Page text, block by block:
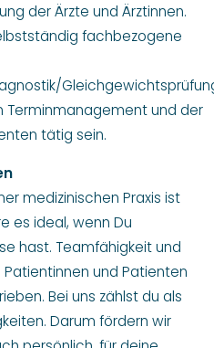
der Ärzte und Ärztinnen.
fachbezogene
Terminmanagement und der
tätig sein.
medizinischen Praxis ist
es ideal, wenn Du
hast. Teamfähigkeit und
und Patienten
Bei uns zählst du als
Darum fördern wir